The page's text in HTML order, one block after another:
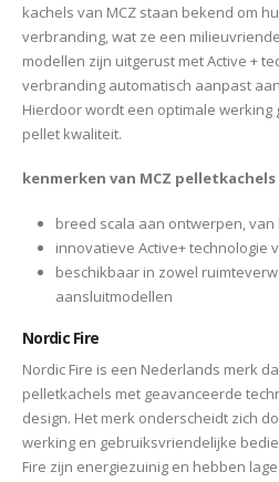
kachels van MCZ staan bekend om
verbranding, wat ze een
modellen zijn uitgerust met Active +
verbranding automatisch aanpast
Hierdoor wordt een optimale
pellet kwaliteit.
kenmerken van MCZ pelletkachels
breed scala aan ontwerpen,
innovatieve Active+ technologie
beschikbaar in zowel
aansluitmodellen
Nordic Fire
Nordic Fire is een Nederlands merk
pelletkachels met geavanceerde
design. Het merk onderscheidt zich
werking en gebruiksvriendelijke
Fire zijn energiezuinig en hebben